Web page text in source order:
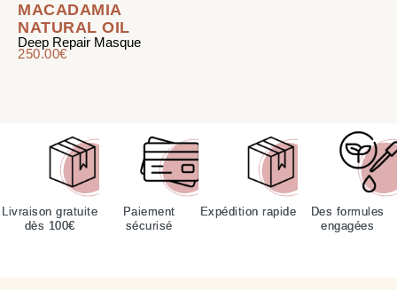
MACADAMIA
NATURAL OIL
Deep Repair Masque
250.00€
Livraison gratuite
dès 100€
Paiement
sécurisé
Expédition rapide
Des formules
engagées